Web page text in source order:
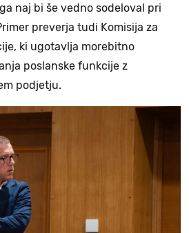
naj bi še vedno sodeloval pri
preverja tudi Komisija za
ki ugotavlja morebitno
poslanske funkcije z
podjetju.